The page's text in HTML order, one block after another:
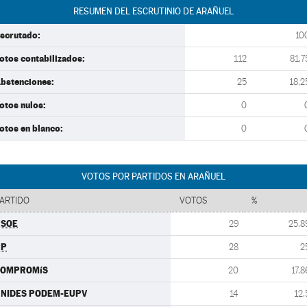
RESUMEN DEL ESCRUTINIO DE ARAÑUEL
contabilizados: 112
25
nulos: 0
en blanco: 0
VOTOS POR PARTIDOS EN ARAÑUEL
VOTOS %
29
28
20
PODEM-EUPV 14